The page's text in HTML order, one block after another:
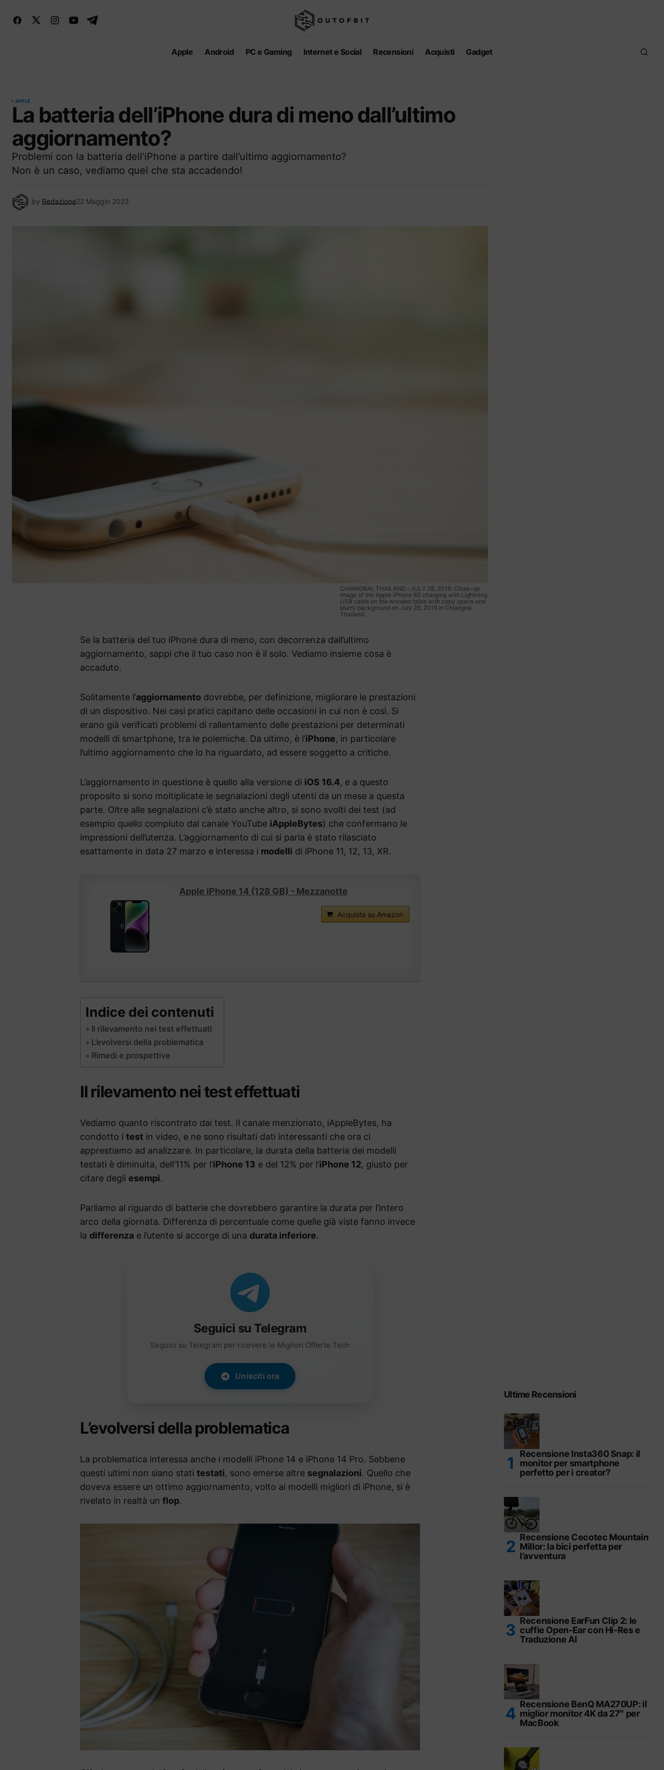
Apple Android PC e Gaming Internet e Social Recensioni Acquisti Gadget
APPLE
La batteria dell’iPhone dura di meno dall’ultimo
aggiornamento?
Problemi con la batteria dell’iPhone a partire dall’ultimo aggiornamento?
Non è un caso, vediamo quel che sta accadendo!
by Redazione22 Maggio 2023
CHIANGRAI, THAILAND -JULY 28, 2016: Close-up
image of the Apple iPhone 6S charging with Lightning
USB cable on the wooden table with copy space and
blurry background on July 28, 2016 in Chiangrai
Thailand.
Se la batteria del tuo iPhone dura di meno, con decorrenza dall’ultimo
aggiornamento, sappi che il tuo caso non è il solo. Vediamo insieme cosa è
accaduto.
Solitamente l’aggiornamento dovrebbe, per definizione, migliorare le prestazioni
di un dispositivo. Nei casi pratici capitano delle occasioni in cui non è così. Si
erano già verificati problemi di rallentamento delle prestazioni per determinati
modelli di smartphone, tra le polemiche. Da ultimo, è l’iPhone, in particolare
l’ultimo aggiornamento che lo ha riguardato, ad essere soggetto a critiche.
L’aggiornamento in questione è quello alla versione di iOS 16.4, e a questo
proposito si sono moltiplicate le segnalazioni degli utenti da un mese a questa
parte. Oltre alle segnalazioni c’è stato anche altro, si sono svolti dei test (ad
esempio quello compiuto dal canale YouTube iAppleBytes) che confermano le
impressioni dell’utenza. L’aggiornamento di cui si parla è stato rilasciato
esattamente in data 27 marzo e interessa i modelli di iPhone 11, 12, 13, XR.
Apple iPhone 14 (128 GB) - Mezzanotte
Acquista su Amazon
Indice dei contenuti
Il rilevamento nei test effettuati
L’evolversi della problematica
Rimedi e prospettive
Il rilevamento nei test effettuati
Vediamo quanto riscontrato dai test. Il canale menzionato, iAppleBytes, ha
condotto i test in video, e ne sono risultati dati interessanti che ora ci
apprestiamo ad analizzare. In particolare, la durata della batteria dei modelli
testati è diminuita, dell’11% per l’iPhone 13 e del 12% per l’iPhone 12, giusto per
citare degli esempi.
Parliamo al riguardo di batterie che dovrebbero garantire la durata per l’intero
arco della giornata. Differenza di percentuale come quelle già viste fanno invece
la differenza e l’utente si accorge di una durata inferiore.
Seguici su Telegram
Seguici su Telegram per ricevere le Migliori Offerte Tech
Unisciti ora
L’evolversi della problematica
La problematica interessa anche i modelli iPhone 14 e iPhone 14 Pro. Sebbene
questi ultimi non siano stati testati, sono emerse altre segnalazioni. Quello che
doveva essere un ottimo aggiornamento, volto ai modelli migliori di iPhone, si è
rivelato in realtà un flop.
Ultime Recensioni
Recensione Insta360 Snap: il
monitor per smartphone
perfetto per i creator?
Recensione Cecotec Mountain
Millor: la bici perfetta per
l’avventura
Recensione EarFun Clip 2: le
cuffie Open-Ear con Hi-Res e
Traduzione AI
Recensione BenQ MA270UP: il
miglior monitor 4K da 27″ per
MacBook